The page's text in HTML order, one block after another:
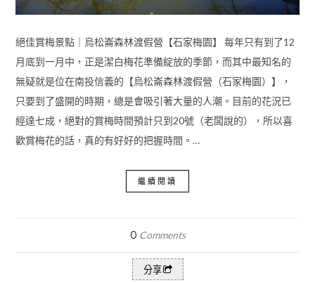
絕佳賞梅景點｜烏松崙森林渡假營【石家梅園】 每年只有到了12
月底到一月中，正是潔白梅花準備綻放的季節，而其中最知名的
無疑就是位在南投信義的【烏松崙森林渡假營（石家梅園）】，
只要到了盛開的時期，總是會吸引著大量的人潮。目前的花況已
經達七成，絕對的賞梅時間預計只到20號（老闆說的），所以喜
歡賞梅花的話，真的有好好的把握時間。…
繼續閱讀
0 Comments
分享